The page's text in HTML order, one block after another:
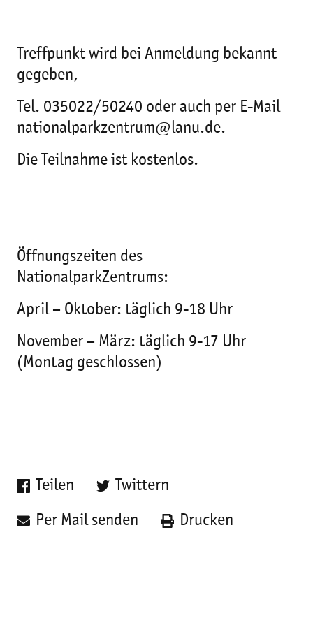
Treffpunkt wird bei Anmeldung bekannt
gegeben,
Tel. 035022/50240 oder auch per E-Mail
nationalparkzentrum@lanu.de.
Die Teilnahme ist kostenlos.
Öffnungszeiten des
NationalparkZentrums:
April – Oktober: täglich 9-18 Uhr
November – März: täglich 9-17 Uhr
(Montag geschlossen)
Teilen Twittern
Per Mail senden Drucken